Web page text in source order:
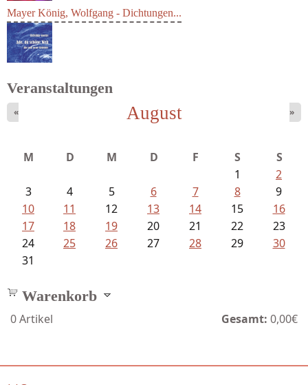
Goetze, Christina - Ade, du schöne...
Mayer König, Wolfgang - Dichtungen...
Veranstaltungen
August
« »
M D M D F S
S
1
2
3
4 5 6 7 8
9
10
11 12 13 14 15
16
17
18 19 20 21 22
23
24
25 26 27 28 29
30
31
Warenkorb
0Artikel Gesamt: 0,00€